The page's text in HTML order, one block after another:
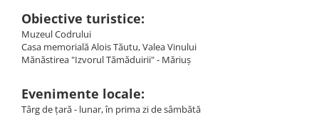
Obiective turistice:
Muzeul Codrului
Casa memorială Alois Tăutu, Valea Vinului
Mănăstirea "Izvorul Tămăduirii" - Măriuş
Evenimente locale:
Târg de ţară - lunar, în prima zi de sâmbătă